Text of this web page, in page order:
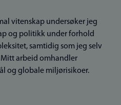
vitenskap undersøker jeg
og politikk under forhold
samtidig som jeg selv
arbeid omhandler
og globale miljørisikoer.